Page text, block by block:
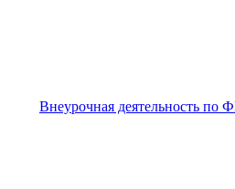
Внеурочная деятельность по